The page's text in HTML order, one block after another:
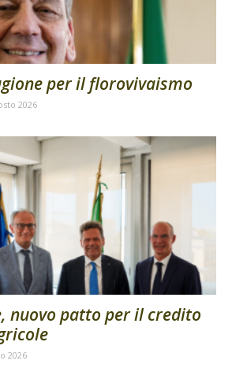
per il florovivaismo
2026
nuovo patto per il credito
2026